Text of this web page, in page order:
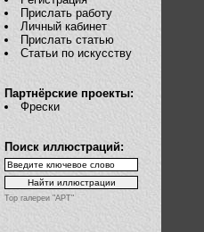
Прислать работу
Личный кабинет
Прислать статью
Статьи по искусству
Партнёрские проекты:
Фрески
Поиск иллюстраций:
Top галереи "АРТ"